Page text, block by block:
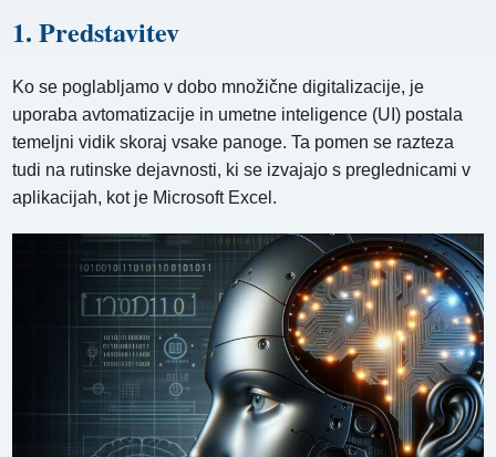
1. Predstavitev
Ko se poglabljamo v dobo množične digitalizacije, je
uporaba avtomatizacije in umetne inteligence (UI) postala
temeljni vidik skoraj vsake panoge. Ta pomen se razteza
tudi na rutinske dejavnosti, ki se izvajajo s preglednicami v
aplikacijah, kot je Microsoft Excel.